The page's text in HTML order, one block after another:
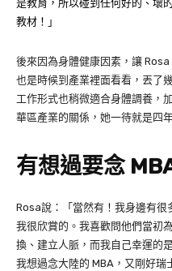
是教育，所以碰到任何好的、壞
教材！」
後來因為身體健康因素，讓
也是時候到產業裡面看看，丟了
工作形式也稍微適合身體調養，
華區產業的關係，她一待就是四
有想過要念
Rosa說：「當然有！我身邊有很
我很欣賞的。我喜歡問他們當初
換、建立人脈，而我自己幸運的
我想過念大陸的 MBA，又剛好